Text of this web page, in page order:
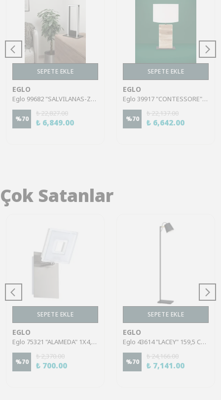
SEPETE EKLE
EGLO
Eglo 99682 "SALVILANAS-Z" 42,5 Cm Yüksekliğinde Alüminyum, Çelik Masa Lambası
%70
₺ 22,827.00
₺ 6,849.00
SEPETE EKLE
EGLO
Eglo 39917 "CONTESSORE" 62,5 Cm Yüksekliğinde Çelik, Ahşap Masa Lambası
%70
₺ 22,137.00
₺ 6,642.00
Çok Satanlar
SEPETE EKLE
EGLO
Eglo 75321 "ALAMEDA" 1X4,5W Çelik Nikel Mat Sıva Üstü Spot
%70
₺ 2,370.00
₺ 700.00
SEPETE EKLE
EGLO
Eglo 43614 "LACEY" 159,5 Cm Yüksekliğinde Çelik, Ahşap Köşe Lambası Lambader
%70
₺ 24,166.00
₺ 7,141.00